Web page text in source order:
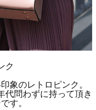
ク
象のレトロピンク。
代問わずに持って頂き
す。